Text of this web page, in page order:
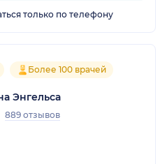
только по телефону
Более 100 врачей
Энгельса
889 отзывов